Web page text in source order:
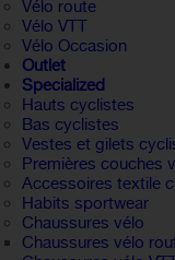
Vélo route
Vélo VTT
Vélo Occasion
Outlet
Specialized
Hauts cyclistes
Bas cyclistes
Vestes et gilets
Premières couches
Accessoires textile
Habits sportwear
Chaussures vélo
Chaussures vélo